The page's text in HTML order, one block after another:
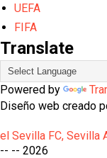
UEFA
FIFA
Translate
Powered by
Diseño web creado
el Sevilla FC, Sevilla
-- -- 2026